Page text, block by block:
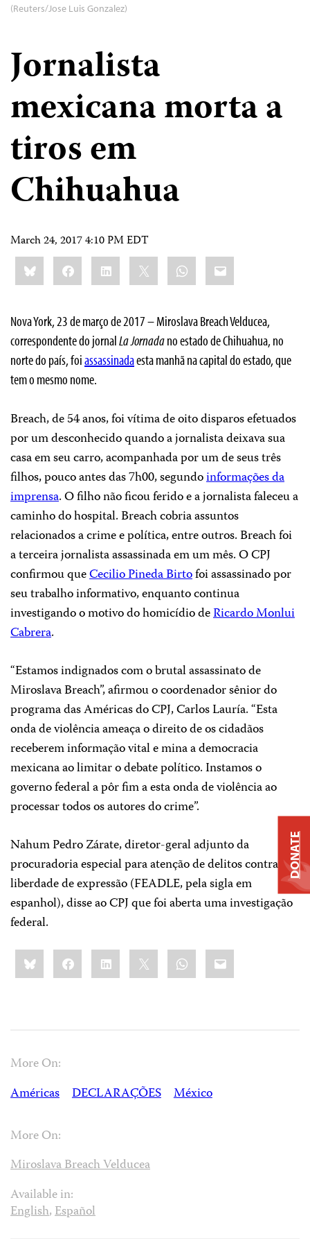
(Reuters/Jose Luis Gonzalez)
Jornalista
mexicana morta a
tiros em
Chihuahua
March 24, 2017 4:10 PM EDT
Share
this:BlueskyFacebookLinkedIn WhatsApp
Email
Nova York, 23 de março de 2017 – Miroslava Breach Velducea,
correspondente do jornalLa Jornadano estado de Chihuahua, no
norte do país, foiassassinadaesta manhã na capital do estado, que
tem o mesmo nome.
Breach, de 54 anos, foi vítima de oito disparos efetuados
por um desconhecido quando a jornalista deixava sua
casa em seu carro, acompanhada por um de seus três
filhos, pouco antes das 7h00, segundoinformações da
imprensa. O filho não ficou ferido e a jornalista faleceu a
caminho do hospital. Breach cobria assuntos
relacionados a crime e política, entre outros. Breach foi
a terceira jornalista assassinada em um mês. O CPJ
confirmou queCecilio Pineda Birtofoi assassinado por
seu trabalho informativo, enquanto continua
investigando o motivo do homicídio deRicardo Monlui
Cabrera.
“Estamos indignados com o brutal assassinato de
Miroslava Breach”, afirmou o coordenador sênior do
programa das Américas do CPJ, Carlos Lauría. “Esta
onda de violência ameaça o direito de os cidadãos
receberem informação vital e mina a democracia
mexicana ao limitar o debate político. Instamos o
governo federal a pôr fim a esta onda de violência ao
processar todos os autores do crime”.
Nahum Pedro Zárate, diretor-geral adjunto da
procuradoria especial para atenção de delitos contra a
liberdade de expressão (FEADLE, pela sigla em
espanhol), disse ao CPJ que foi aberta uma investigação
federal.
Share
this:BlueskyFacebookLinkedIn WhatsApp
Email
More On:
Américas
DECLARAÇÕES México
More On:
Miroslava Breach Velducea
Available in:
English,Español
DONATE